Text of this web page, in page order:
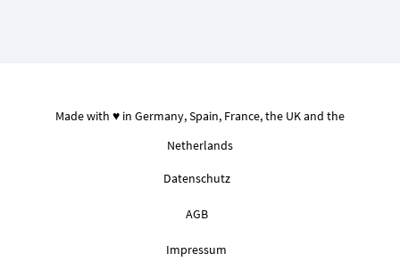
Made with ♥ in Germany, Spain, France, the UK and the
Netherlands
Datenschutz
AGB
Impressum